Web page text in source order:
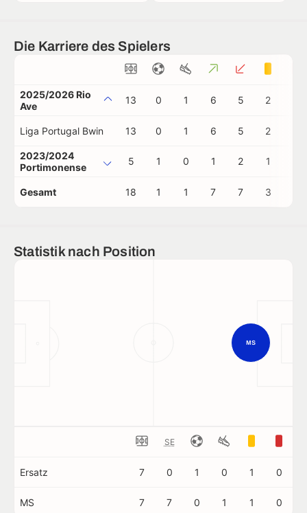
Die Karriere des Spielers
2025/2026 Rio
Ave
13 0 1 6 5 2
Liga Portugal Bwin 13 0 1 6 5 2
2023/2024
Portimonense
5 1 0 1 2 1
Gesamt 18 1 1 7 7 3
Statistik nach Position
MS
SE
Ersatz 7 0 1 0 1 0
MS 7 7 0 1 1 0